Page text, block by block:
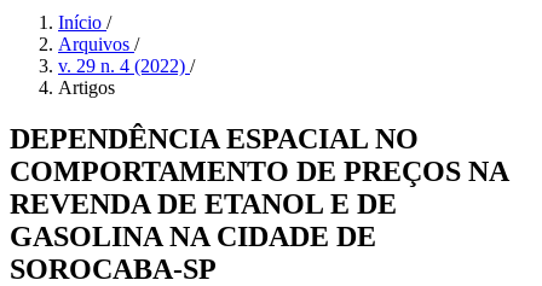
Início /
Arquivos /
v. 29 n. 4 (2022) /
Artigos
DEPENDÊNCIA ESPACIAL NO
COMPORTAMENTO DE PREÇOS NA
REVENDA DE ETANOL E DE
GASOLINA NA CIDADE DE
SOROCABA-SP